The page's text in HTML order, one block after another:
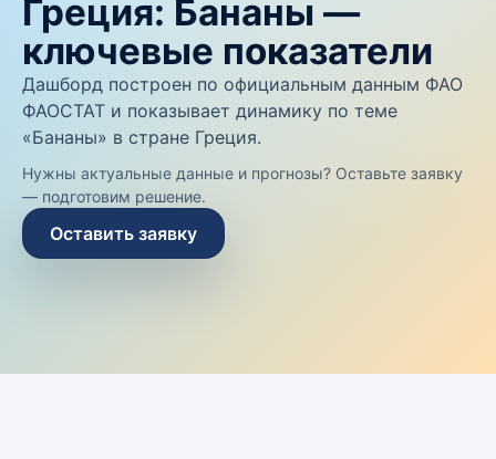
Греция: Бананы —
ключевые показатели
Дашборд построен по официальным данным ФАО
ФАОСТАТ и показывает динамику по теме
«Бананы» в стране Греция.
Нужны актуальные данные и прогнозы? Оставьте заявку
— подготовим решение.
Оставить заявку